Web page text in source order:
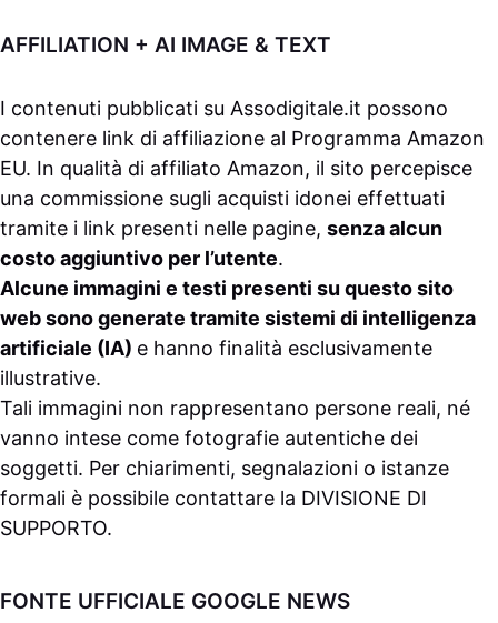
AFFILIATION + AI IMAGE & TEXT
I contenuti pubblicati su Assodigitale.it possono
contenere link di affiliazione al Programma Amazon
EU. In qualità di affiliato Amazon, il sito percepisce
una commissione sugli acquisti idonei effettuati
tramite i link presenti nelle pagine, senza alcun
costo aggiuntivo per l’utente.
Alcune immagini e testi presenti su questo sito
web sono generate tramite sistemi di intelligenza
artificiale (IA) e hanno finalità esclusivamente
illustrative.
Tali immagini non rappresentano persone reali, né
vanno intese come fotografie autentiche dei
soggetti. Per chiarimenti, segnalazioni o istanze
formali è possibile contattare la DIVISIONE DI
SUPPORTO.
FONTE UFFICIALE GOOGLE NEWS